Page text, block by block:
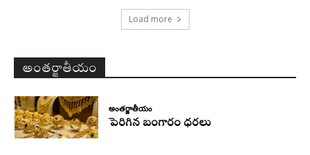
Load more
అంతర్జాతీయం
అంతర్జాతీయం
పెరిగిన బంగారం ధరలు